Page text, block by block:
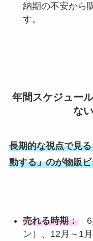
納期の不安から
す。
年間スケジュー
な
長期的な視点で見
動する」のが物販
売れる時期：6
ン）、12月～1